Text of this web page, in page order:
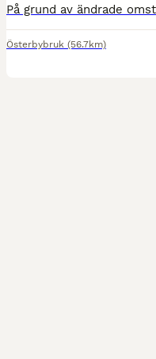
Österbybruk (56.7km)